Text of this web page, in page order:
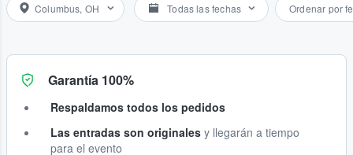
Columbus, OH Todas las fechas Ordenar por
Garantía 100%
Respaldamos todos los pedidos
Las entradas son originales y llegarán a tiempo
para el evento